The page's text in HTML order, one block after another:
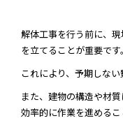
解体工事を行う前に、
を立てることが重要です。
これにより、予期しない
また、建物の構造や材
効率的に作業を進めるこ